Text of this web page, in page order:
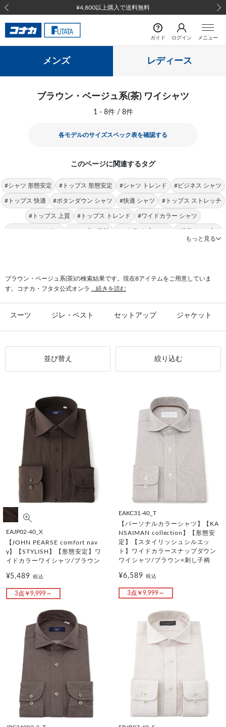
¥4,800以上購入で送料無料
前の画像
ガイド ログイン メニュー
メンズ レディース
ブラウン・ベージュ系(茶) ワイシャツ
1 - 8件 / 8件
各モデルのサイズスペック表を確認する
このページに関連するタグ
#シャツ 形態安定 #トップス 形態安定 #シャツ トレンド #ビジネス シャツ
#トップス 快適 #ボタンダウン シャツ #快適 シャツ #トップス ストレッチ
#トップス 上質 #トップス トレンド #ワイドカラー シャツ
#シャツ カジュアル #トップス 半袖 #ストライプ シャツ #速乾 トップス
もっと見る
ブラウン・ベージュ系(茶)の検索結果です。現在8アイテムをご用意していま
す。コナカ・フタタ公式オンラ
...続きを読む
スーツ ジレ・ベスト セットアップ ジャケット
並び替え 絞り込む
EAJP02-40_X
【JOHN PEARSE comfort nav
y】【STYLISH】【形態安定】ワ
イドカラーワイシャツ/ブラウン
¥5,489税込
3点￥9,999～
EAKC31-40_T
【パーソナルカラーシャツ】【KA
NSAIMAN collection】【形態安
定】【スタイリッシュシルエッ
ト】ワイドカラースナップダウン
ワイシャツ/ブラウン×刺し子柄
¥6,589 税込
3点￥9,999～